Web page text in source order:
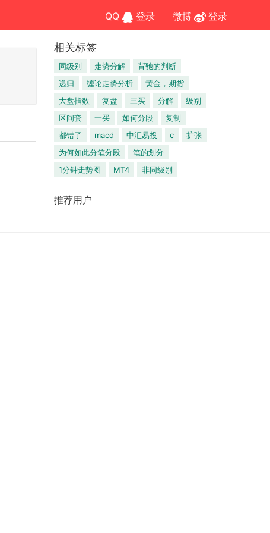
QQ 登录 微博 登录
相关标签
同级别 走势分解
背驰的判断
递归
缠论走势分析
黄金，期货
大盘指数
复盘 三买 分解
级别
区间套
一买 如何分段
复制
都错了
macd 中汇易投 c
扩张
为何如此分笔分段
笔的划分
1分钟走势图
MT4 非同级别
推荐用户